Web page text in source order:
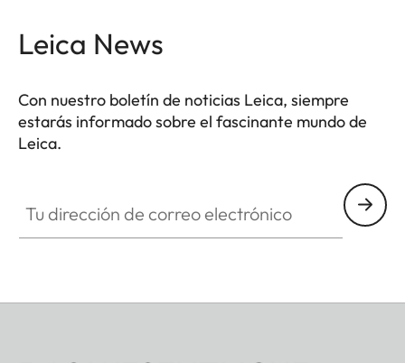
Leica News
Con nuestro boletín de noticias Leica, siempre
estarás informado sobre el fascinante mundo de
Leica.